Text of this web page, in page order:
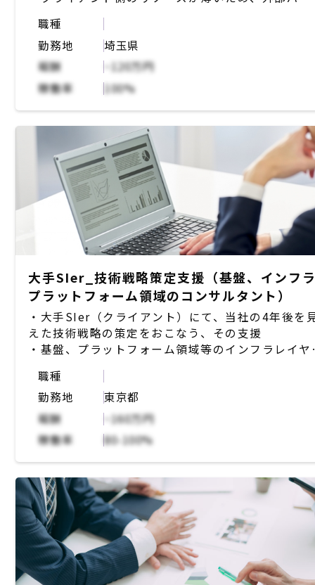
ナー様が主体的に動く必要がある
・５人ほどのチームをマネジメント
職種
勤務地
埼玉県
報酬
~120万円
稼働率
100%
大手SIer_技術戦略策定支援（基盤、インフ
プラットフォーム領域のコンサルタント）
・大手SIer（クライアント）にて、当社の4年後を
えた技術戦略の策定をおこなう、その支援
・基盤、プラットフォーム領域等のインフラレイヤ
等の外部環境の調査・分析
・その調査・分析結果に基づき、戦略的な示唆出し
戦略仮説の構築
・上記を取りまとめたPPT資料を作成
・資料をベースにクライアント責任者／ステークホ
ダーとの丁寧なコミュニケーション
職種
勤務地
東京都
報酬
~160万円
稼働率
80-100%